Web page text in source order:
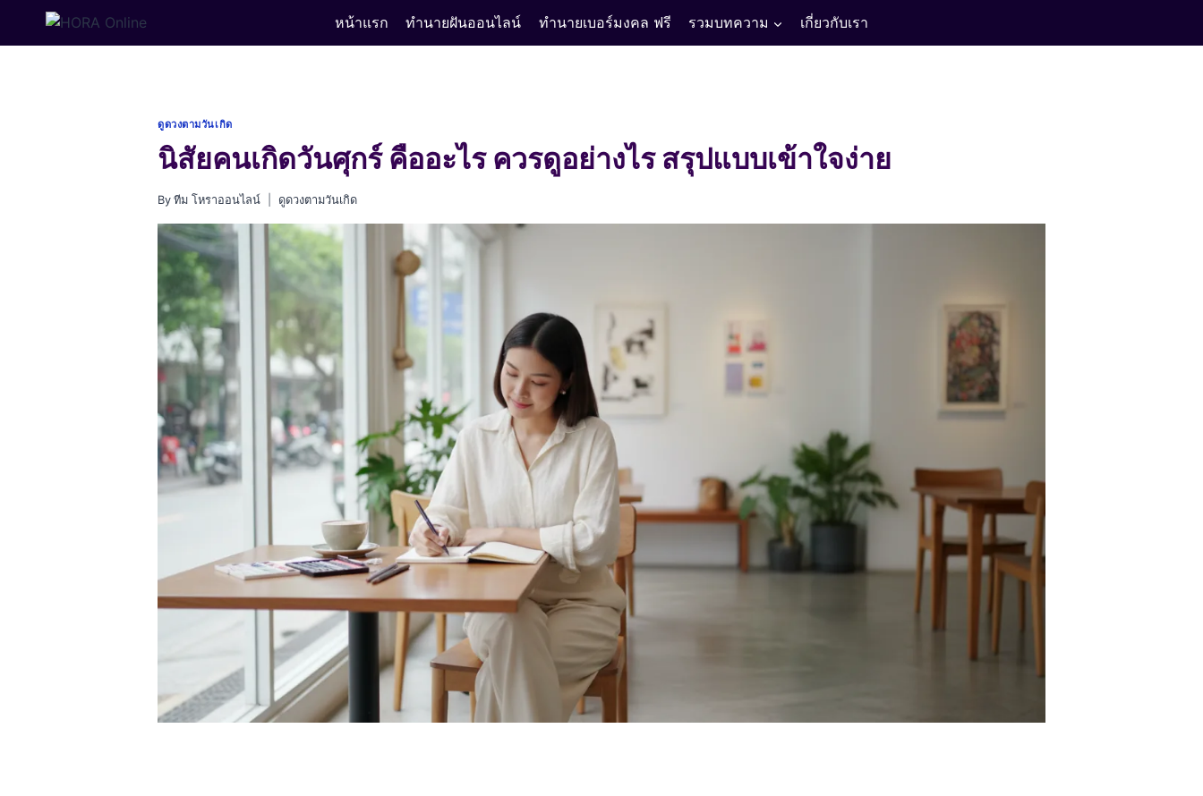
หน้าแรก ทำนายฝันออนไลน์ ทำนายเบอร์มงคล ฟรี รวมบทความ เกี่ยวกับเรา
ดูดวงตามวันเกิด
นิสัยคนเกิดวันศุกร์ คืออะไร ควรดูอย่างไร สรุปแบบเข้าใจง่าย
By ทีม โหราออนไลน์ ดูดวงตามวันเกิด